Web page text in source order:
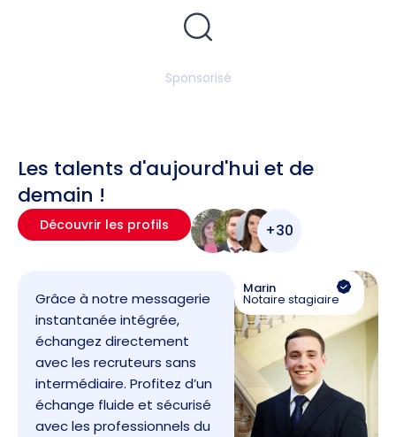
Sponsorisé
Les talents d'aujourd'hui et de
demain !
Découvrir les profils +30
Grâce à notre messagerie
instantanée intégrée,
échangez directement
avec les recruteurs sans
intermédiaire. Profitez d’un
échange fluide et sécurisé
avec les professionnels du
Marin
Notaire stagiaire